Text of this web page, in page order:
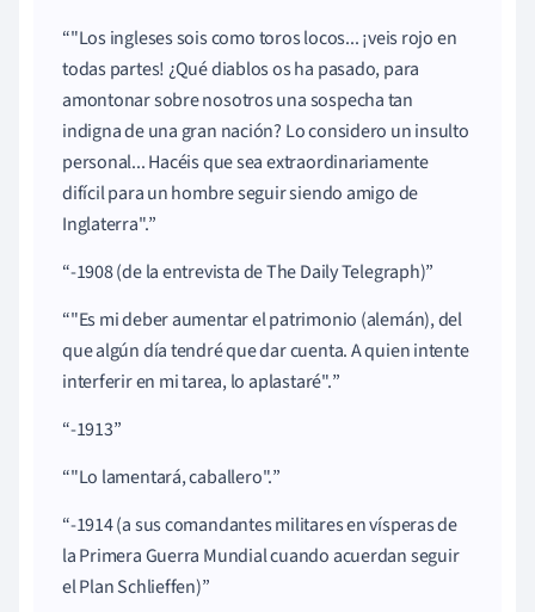
"Los ingleses sois como toros locos... ¡veis rojo en
todas partes! ¿Qué diablos os ha pasado, para
amontonar sobre nosotros una sospecha tan
indigna de una gran nación? Lo considero un insulto
personal... Hacéis que sea extraordinariamente
difícil para un hombre seguir siendo amigo de
Inglaterra".
-1908 (de la entrevista de The Daily Telegraph)
"Es mi deber aumentar el patrimonio (alemán), del
que algún día tendré que dar cuenta. A quien intente
interferir en mi tarea, lo aplastaré".
-1913
"Lo lamentará, caballero".
-1914 (a sus comandantes militares en vísperas de
la Primera Guerra Mundial cuando acuerdan seguir
el Plan Schlieffen)